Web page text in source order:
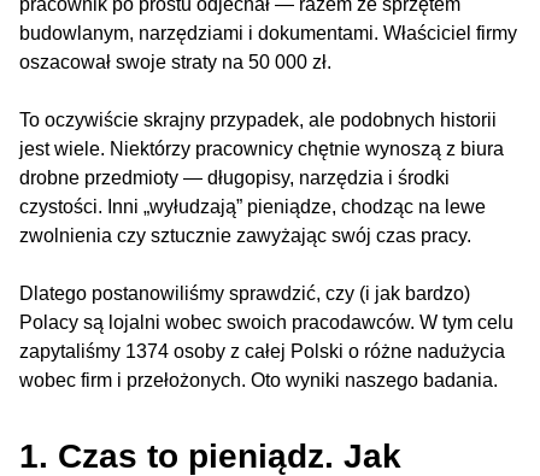
budowlanym, narzędziami i dokumentami. Właściciel firmy
oszacował swoje straty na 50 000 zł.
To oczywiście skrajny przypadek, ale podobnych historii
jest wiele. Niektórzy pracownicy chętnie wynoszą z biura
drobne przedmioty — długopisy, narzędzia i środki
czystości. Inni „wyłudzają” pieniądze, chodząc na lewe
zwolnienia czy sztucznie zawyżając swój czas pracy.
Dlatego postanowiliśmy sprawdzić, czy (i jak bardzo)
Polacy są lojalni wobec swoich pracodawców. W tym celu
zapytaliśmy 1374 osoby z całej Polski o różne nadużycia
wobec firm i przełożonych. Oto wyniki naszego badania.
1. Czas to pieniądz. Jak